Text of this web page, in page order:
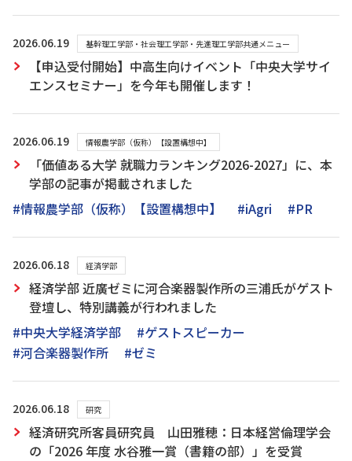
2026.06.19 基幹理工学部・社会理工学部・先進理工学部共通メニュー
【申込受付開始】中高生向けイベント「中央大学サイ
エンスセミナー」を今年も開催します！
2026.06.19 情報農学部（仮称）【設置構想中】
「価値ある大学 就職力ランキング2026-2027」に、本
学部の記事が掲載されました
#情報農学部（仮称）【設置構想中】
#iAgri #PR
2026.06.18 経済学部
経済学部 近廣ゼミに河合楽器製作所の三浦氏がゲスト
登壇し、特別講義が行われました
#中央大学経済学部
#ゲストスピーカー
#河合楽器製作所
#ゼミ
2026.06.18 研究
経済研究所客員研究員 山田雅穂：日本経営倫理学会
の「2026 年度 水谷雅一賞（書籍の部）」を受賞